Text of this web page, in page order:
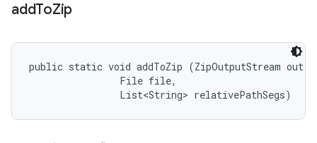
addToZip
public static void addToZip (ZipOutputStream out,
                File file,
                List<String> relativePathSegs)